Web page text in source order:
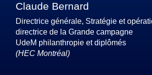
Claude Bernard
Directrice générale, Stratégie et
directrice de la Grande campagne
UdeM philanthropie et diplômés
(HEC Montréal)